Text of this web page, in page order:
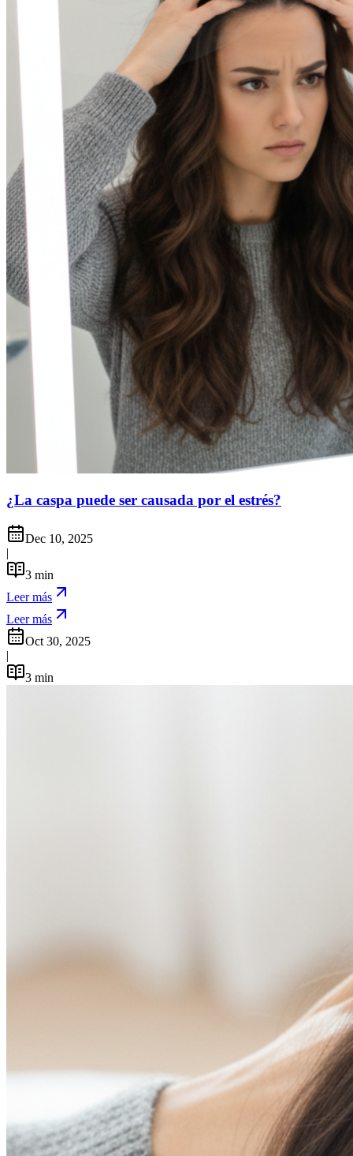
¿La caspa puede ser causada por el estrés?
Dec 10, 2025
|
3 min
Leer más
Leer más
Oct 30, 2025
|
3 min